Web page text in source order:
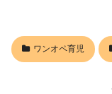
ワンオペ育児